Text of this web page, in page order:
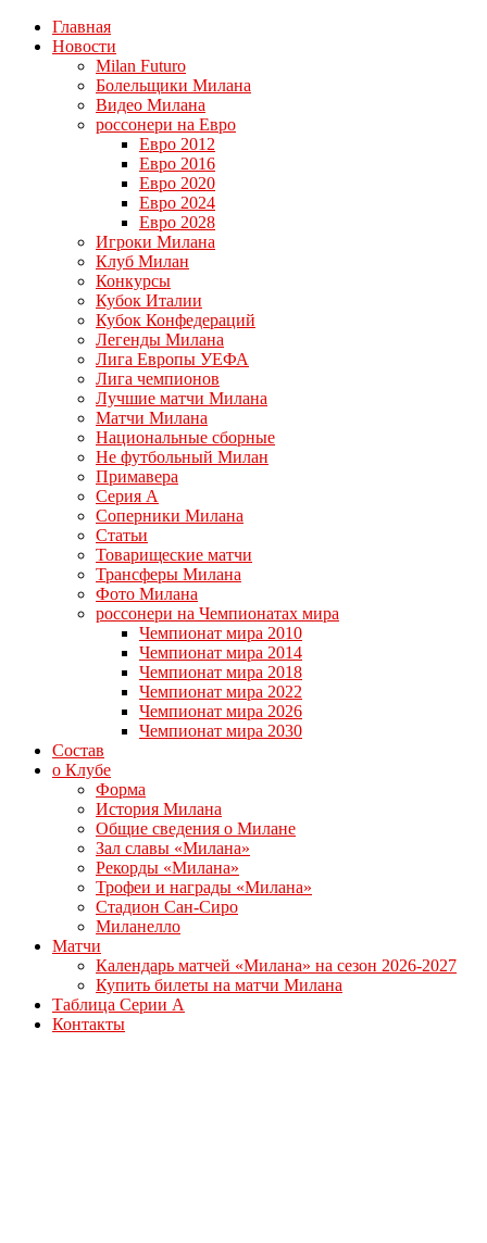
Главная
Новости
Milan Futuro
Болельщики Милана
Видео Милана
россонери на Евро
Евро 2012
Евро 2016
Евро 2020
Евро 2024
Евро 2028
Игроки Милана
Клуб Милан
Конкурсы
Кубок Италии
Кубок Конфедераций
Легенды Милана
Лига Европы УЕФА
Лига чемпионов
Лучшие матчи Милана
Матчи Милана
Национальные сборные
Не футбольный Милан
Примавера
Серия А
Соперники Милана
Статьи
Товарищеские матчи
Трансферы Милана
Фото Милана
россонери на Чемпионатах мира
Чемпионат мира 2010
Чемпионат мира 2014
Чемпионат мира 2018
Чемпионат мира 2022
Чемпионат мира 2026
Чемпионат мира 2030
Состав
о Клубе
Форма
История Милана
Общие сведения о Милане
Зал славы «Милана»
Рекорды «Милана»
Трофеи и награды «Милана»
Стадион Сан-Сиро
Миланелло
Матчи
Календарь матчей «Милана» на сезон 2026-2027
Купить билеты на матчи Милана
Таблица Серии А
Контакты